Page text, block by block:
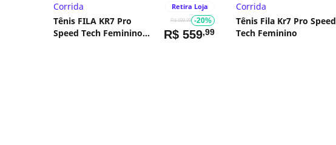
Corrida Retira Loja
Tênis FILA KR7 Pro
Speed Tech Feminino
R$ 699,99 -20%
R$ 559,99
Corrida
Tênis Fila Kr7 Pro Speed
Tech Feminino